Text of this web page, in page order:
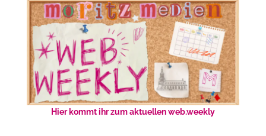
Hier kommt ihr zum aktuellen web.weekly